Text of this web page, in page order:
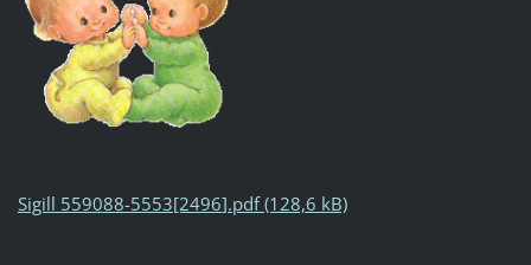
Sigill 559088-5553[2496].pdf (128,6 kB)